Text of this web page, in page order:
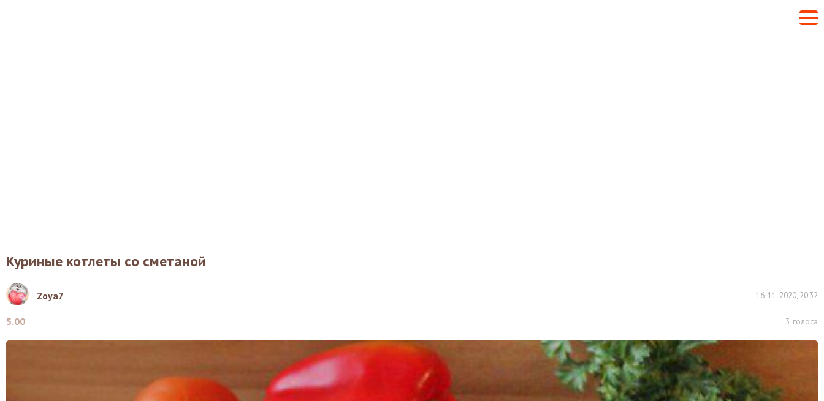
Куриные котлеты со сметаной
Zoya7 16-11-2020, 20:32
5.00 3 голоса